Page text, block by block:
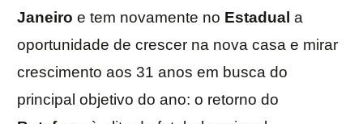
Janeiro e tem novamente no Estadual a
oportunidade de crescer na nova casa e mirar
crescimento aos 31 anos em busca do
principal objetivo do ano: o retorno do